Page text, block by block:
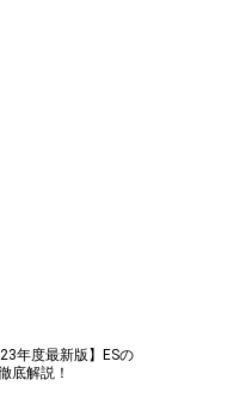
年度最新版】ESの
底解説！